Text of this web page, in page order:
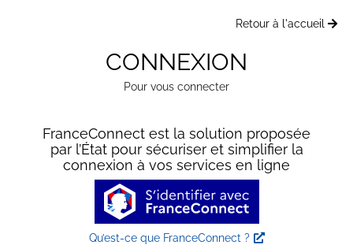
Retour à l'accueil
CONNEXION
Pour vous connecter
FranceConnect est la solution proposée
par l’État pour sécuriser et simplifier la
connexion à vos services en ligne
Qu’est-ce que FranceConnect ?